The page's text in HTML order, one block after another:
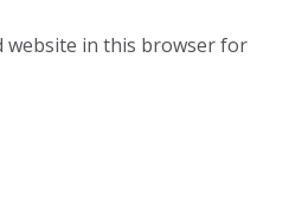
website in this browser for